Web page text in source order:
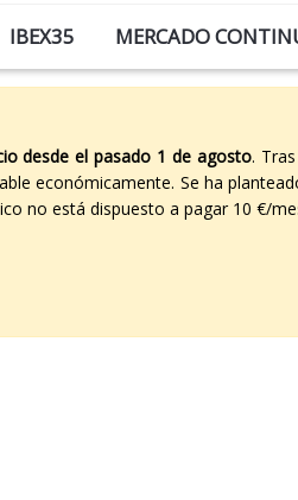
IBEX35 MERCADO
desde el pasado 1 de agosto.
económicamente. Se ha
no está dispuesto a pagar 10 €/